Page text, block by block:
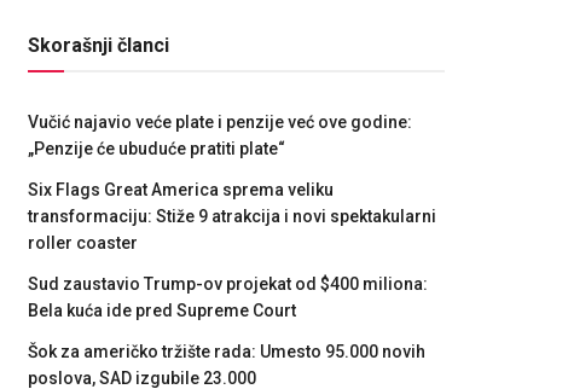
Skorašnji članci
Vučić najavio veće plate i penzije već ove godine:
„Penzije će ubuduće pratiti plate“
Six Flags Great America sprema veliku
transformaciju: Stiže 9 atrakcija i novi spektakularni
roller coaster
Sud zaustavio Trump-ov projekat od $400 miliona:
Bela kuća ide pred Supreme Court
Šok za američko tržište rada: Umesto 95.000 novih
poslova, SAD izgubile 23.000